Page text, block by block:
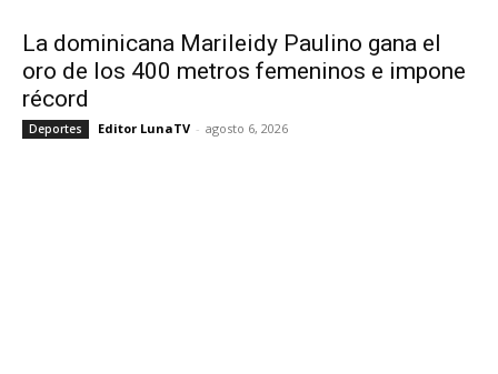
La dominicana Marileidy Paulino gana el
oro de los 400 metros femeninos e impone
récord
Deportes Editor LunaTV - agosto 6, 2026